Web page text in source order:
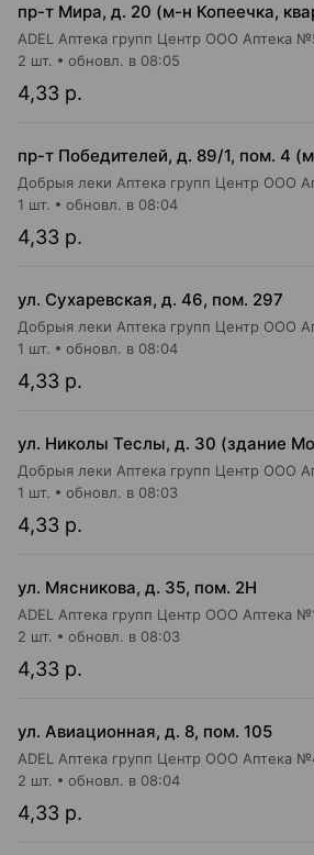
ADEL Аптека групп Центр ООО Аптека
4,33 р.
2 шт. обновл. в 08:05
пр-т Победителей, д. 89/1, пом. 4
4,33 р.
1 шт. обновл. в 08:04
ул. Сухаревская, д. 46, пом. 297
4,33 р.
1 шт. обновл. в 08:04
ул. Николы Теслы, д. 30 (здание
4,33 р.
1 шт. обновл. в 08:03
ул. Мясникова, д. 35, пом. 2Н
ADEL Аптека групп Центр ООО Аптека
4,33 р.
2 шт. обновл. в 08:03
ул. Авиационная, д. 8, пом. 105
ADEL Аптека групп Центр ООО Аптека
4,33 р.
2 шт. обновл. в 08:04